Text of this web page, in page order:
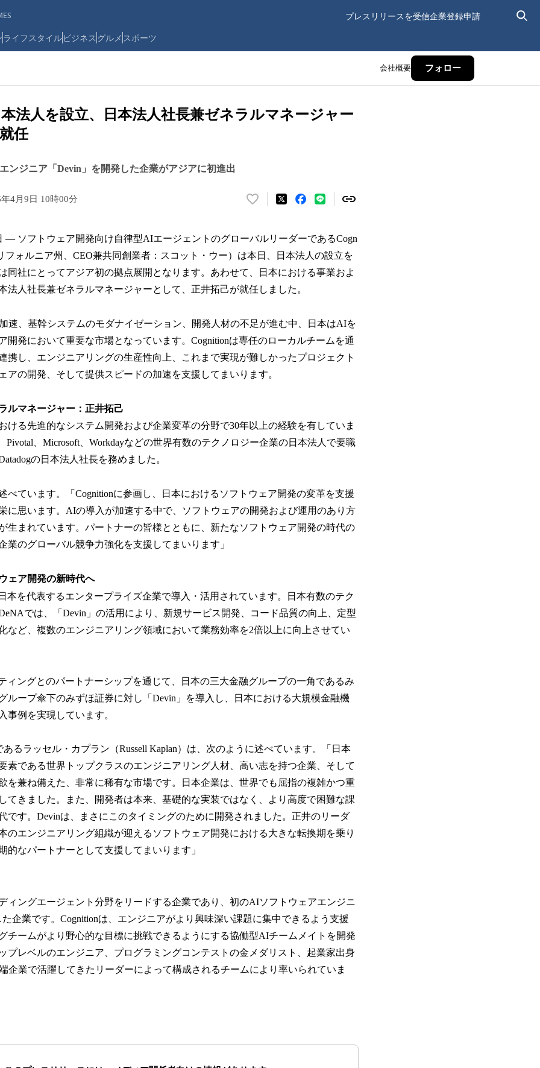
プレスリリースを受信企業登録申請
ライフスタイルビジネス グルメ スポーツ
会社概要 フォロー
法人を設立、日本法人社長兼ゼネラルマネージャー
任
ンジニア「Devin」を開発した企業がアジアに初進出
4月9日 10時00分
い
！
数
を
み
み
中
で
す
— ソフトウェア開発向け自律型AIエージェントのグローバルリーダーであるCogn
フォルニア州、CEO兼共同創業者：スコット・ウー）は本日、日本法人の設立を
同社にとってアジア初の拠点展開となります。あわせて、日本における事業およ
法人社長兼ゼネラルマネージャーとして、正井拓己が就任しました。
速、基幹システムのモダナイゼーション、開発人材の不足が進む中、日本はAIを
開発において重要な市場となっています。Cognitionは専任のローカルチームを通
携し、エンジニアリングの生産性向上、これまで実現が難しかったプロジェクト
アの開発、そして提供スピードの加速を支援してまいります。
ルマネージャー：正井拓己
ける先進的なシステム開発および企業変革の分野で30年以上の経験を有していま
Pivotal、Microsoft、Workdayなどの世界有数のテクノロジー企業の日本法人で要職
の日本法人社長を務めました。
べています。「Cognitionに参画し、日本におけるソフトウェア開発の変革を支援
に思います。AIの導入が加速する中で、ソフトウェアの開発および運用のあり方
生まれています。パートナーの皆様とともに、新たなソフトウェア開発の時代の
業のグローバル競争力強化を支援してまいります」
ェア開発の新時代へ
本を代表するエンタープライズ企業で導入・活用されています。日本有数のテク
では、「Devin」の活用により、新規サービス開発、コード品質の向上、定型
など、複数のエンジニアリング領域において業務効率を2倍以上に向上させてい
ィングとのパートナーシップを通じて、日本の三大金融グループの一角であるみ
ループ傘下のみずほ証券に対し「Devin」を導入し、日本における大規模金融機
事例を実現しています。
あるラッセル・カプラン（Russell Kaplan）は、次のように述べています。「日本
素である世界トップクラスのエンジニアリング人材、高い志を持つ企業、そして
を兼ね備えた、非常に稀有な市場です。日本企業は、世界でも屈指の複雑かつ重
てきました。また、開発者は本来、基礎的な実装ではなく、より高度で困難な課
です。Devinは、まさにこのタイミングのために開発されました。正井のリーダ
のエンジニアリング組織が迎えるソフトウェア開発における大きな転換期を乗り
的なパートナーとして支援してまいります」
ィングエージェント分野をリードする企業であり、初のAIソフトウェアエンジニ
企業です。Cognitionは、エンジニアがより興味深い課題に集中できるよう支援
チームがより野心的な目標に挑戦できるようにする協働型AIチームメイトを開発
プレベルのエンジニア、プログラミングコンテストの金メダリスト、起業家出身
企業で活躍してきたリーダーによって構成されるチームにより率いられていま